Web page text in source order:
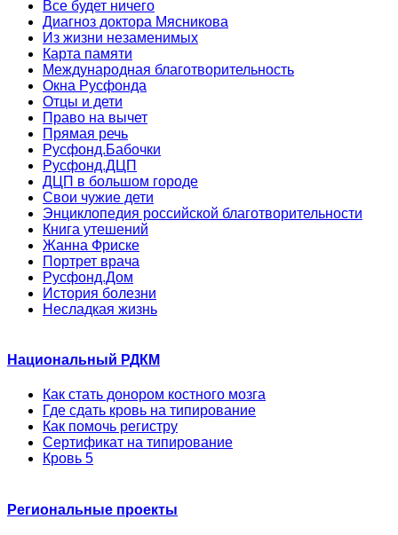
Все будет ничего
Диагноз доктора Мясникова
Из жизни незаменимых
Карта памяти
Международная благотворительность
Окна Русфонда
Отцы и дети
Право на вычет
Прямая речь
Русфонд.Бабочки
Русфонд.ДЦП
ДЦП в большом городе
Свои чужие дети
Энциклопедия российской благотворительности
Книга утешений
Жанна Фриске
Портрет врача
Русфонд.Дом
История болезни
Несладкая жизнь
Национальный РДКМ
Как стать донором костного мозга
Где сдать кровь на типирование
Как помочь регистру
Сертификат на типирование
Кровь 5
Региональные проекты